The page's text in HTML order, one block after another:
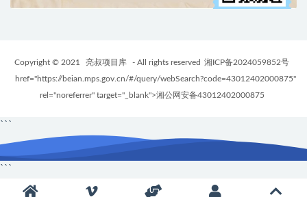
Copyright © 2021 亮叔项目库 - All rights reserved 湘ICP备2024059852号
href="https://beian.mps.gov.cn/#/query/webSearch?code=43012402000875"
rel="noreferrer" target="_blank">湘公网安备43012402000875
```
```